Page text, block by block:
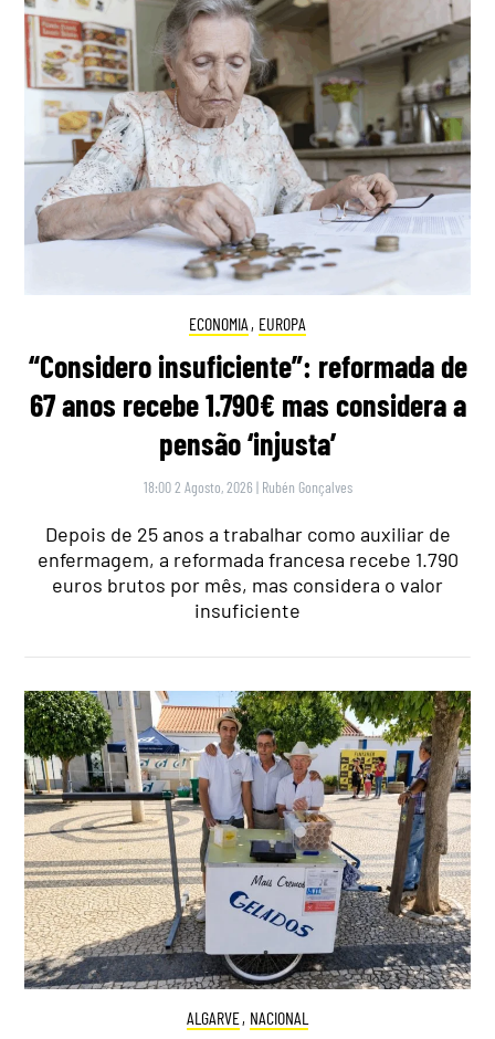
ECONOMIA , EUROPA
“Considero insuficiente”: reformada de
67 anos recebe 1.790€ mas considera a
pensão ‘injusta’
18:00 2 Agosto, 2026 | Rubén Gonçalves
Depois de 25 anos a trabalhar como auxiliar de
enfermagem, a reformada francesa recebe 1.790
euros brutos por mês, mas considera o valor
insuficiente
ALGARVE, NACIONAL